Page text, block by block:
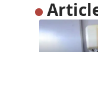
INFOS